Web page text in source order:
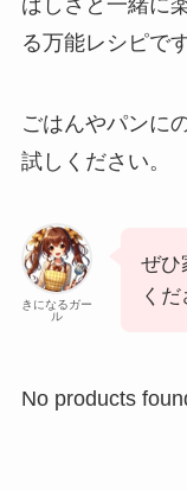
ばしさと一緒に
る万能レシピです
ごはんやパンに
試しください。
きになるガー
ル
ぜひ
くだ
No products